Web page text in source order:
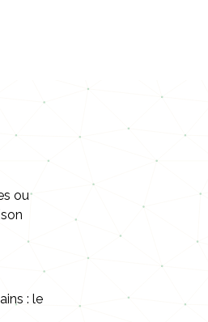
ou
: le